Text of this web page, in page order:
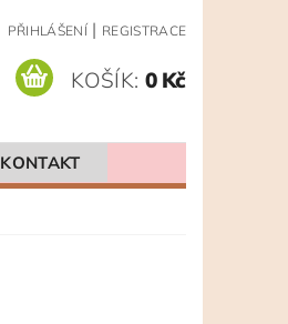
PŘIHLÁŠENÍ | REGISTRACE
KOŠÍK: 0 Kč
KONTAKT